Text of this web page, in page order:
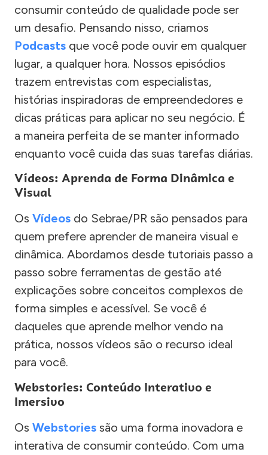
consumir conteúdo de qualidade pode ser
um desafio. Pensando nisso, criamos
Podcasts que você pode ouvir em qualquer
lugar, a qualquer hora. Nossos episódios
trazem entrevistas com especialistas,
histórias inspiradoras de empreendedores e
dicas práticas para aplicar no seu negócio. É
a maneira perfeita de se manter informado
enquanto você cuida das suas tarefas diárias.
Vídeos: Aprenda de Forma Dinâmica e
Visual
Os Vídeos do Sebrae/PR são pensados para
quem prefere aprender de maneira visual e
dinâmica. Abordamos desde tutoriais passo a
passo sobre ferramentas de gestão até
explicações sobre conceitos complexos de
forma simples e acessível. Se você é
daqueles que aprende melhor vendo na
prática, nossos vídeos são o recurso ideal
para você.
Webstories: Conteúdo Interativo e
Imersivo
Os Webstories são uma forma inovadora e
interativa de consumir conteúdo. Com uma